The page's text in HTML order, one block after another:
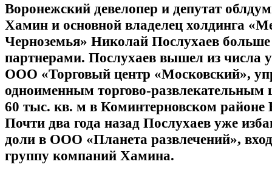
Воронежский девелопер и депутат
Хамин и основной владелец холдинга
Черноземья» Николай Послухаев
партнерами. Послухаев вышел из числа
ООО «Торговый центр «Московский»,
одноименным торгово-развлекательным
60 тыс. кв. м в Коминтерновском районе
Почти два года назад Послухаев уже
доли в ООО «Планета развлечений»,
группу компаний Хамина.